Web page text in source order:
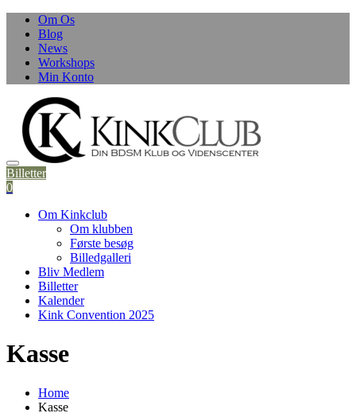
Skip
content
Om Os
Blog
News
Workshops
Min Konto
Billetter
0
Om Kinkclub
Om klubben
Første besøg
Billedgalleri
Bliv Medlem
Billetter
Kalender
Kink Convention 2025
Kasse
Home
Kasse